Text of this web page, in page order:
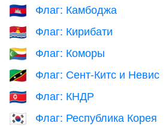
🇰🇭 Флаг: Камбоджа
🇰🇮 Флаг: Кирибати
🇰🇲 Флаг: Коморы
🇰🇳 Флаг: Сент-Китс и Невис
🇰🇵 Флаг: КНДР
🇰🇷 Флаг: Республика Корея